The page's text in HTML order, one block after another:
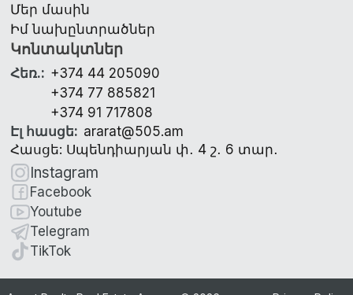
Մեր մասին
Իմ նախընտրածներ
Կոնտակտներ
Հեռ.: +374 44 205090
+374 77 885821
+374 91 717808
Էլ հասցե: ararat@505.am
Հասցե: Սպենդիարյան փ․ 4 շ․ 6 տար․
Instagram
Facebook
Youtube
Telegram
TikTok